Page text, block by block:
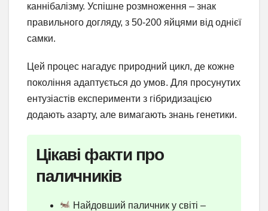
каннібалізму. Успішне розмноження – знак
правильного догляду, з 50-200 яйцями від однієї
самки.
Цей процес нагадує природний цикл, де кожне
покоління адаптується до умов. Для просунутих
ентузіастів експерименти з гібридизацією
додають азарту, але вимагають знань генетики.
Цікаві факти про
паличників
Найдовший паличник у світі –